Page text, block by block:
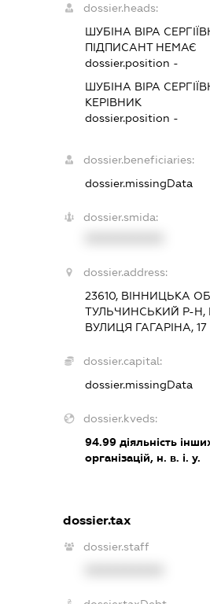
dossier.heads:
ШУБІНА ВІРА
ПІДПИСАНТНЕМАЄ
dossier.position -
ШУБІНА ВІРА
КЕРІВНИК
dossier.position -
dossier.beneficiaries:
dossier.missingData
dossier.smida:
dossier.address:
23610, ВІННИЦЬКА
ТУЛЬЧИНСЬКИЙ Р-Н,
ВУЛИЦЯ ГАГАРІНА, 17
dossier.capital:
dossier.missingData
dossier.kveds:
94.99 діяльність
організацій, н. в. і. у.
dossier.tax
dossier.staff